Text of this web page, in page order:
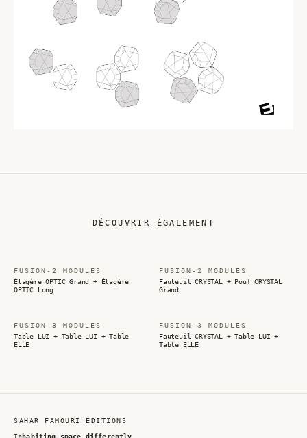
DÉCOUVRIR ÉGALEMENT
FUSION-2 MODULES
Étagère OPTIC Grand + Étagère
OPTIC Long
FUSION-2 MODULES
Fauteuil CRYSTAL + Pouf CRYSTAL
Grand
FUSION-3 MODULES
Table LUI + Table LUI + Table
ELLE
FUSION-3 MODULES
Fauteuil CRYSTAL + Table LUI +
Table ELLE
SAHAR FAMOURI EDITIONS
Inhabiting space differently